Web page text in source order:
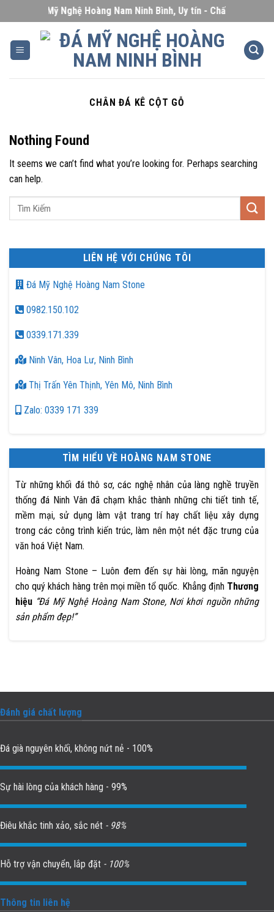
to
content
Đá Mỹ Nghệ Hoàng Nam Ninh Bình, Uy tín - Chất lượng -
CHÂN ĐÁ KÊ CỘT GỖ
LIÊN HỆ VỚI CHÚNG TÔI
Đá Mỹ Nghệ Hoàng Nam Stone
0982.150.102
0339.171.339
Ninh Vân, Hoa Lư, Ninh Bình
Thị Trấn Yên Thịnh, Yên Mô, Ninh Bình
Zalo: 0339 171 339
TÌM HIỂU VỀ HOÀNG NAM STONE
Từ những khối đá thô sơ, các nghệ nhân của làng nghề truyền
thống đá Ninh Vân đã chạm khắc thành những chi tiết tinh tế,
mềm mại, sử dụng làm vật trang trí hay chất liệu xây dựng
trong các công trình kiến trúc, làm nên một nét đặc trưng của
văn hoá Việt Nam.
Hoàng Nam Stone – Luôn đem đến sự hài lòng, mãn nguyện
cho quý khách hàng trên mọi miền tổ quốc. Khẳng định Thương
hiệu “Đá Mỹ Nghệ Hoàng Nam Stone, Nơi khơi nguồn những
sản phẩm đẹp!”
Nothing Found
It seems we can’t find what you’re looking for. Perhaps searching
can help.
Đánh giá chất lượng
Đá già nguyên khối, không nứt nẻ - 100%
Sự hài lòng của khách hàng - 99%
Điêu khắc tinh xảo, sắc nét - 98%
Hỗ trợ vận chuyển, lắp đặt - 100%
Thông tin liên hệ